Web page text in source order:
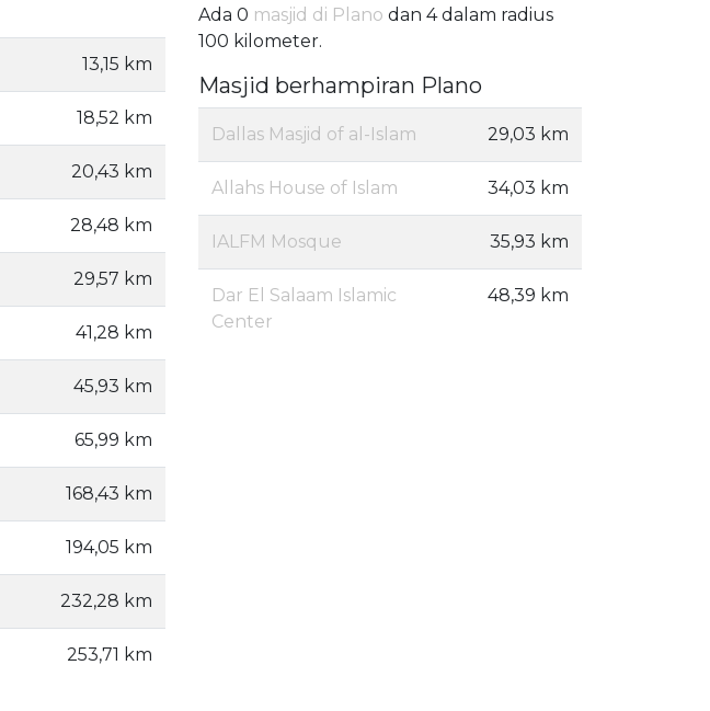
13,15 km
18,52 km
20,43 km
28,48 km
29,57 km
41,28 km
45,93 km
65,99 km
168,43 km
194,05 km
232,28 km
253,71 km
Ada 0 masjid di Plano dan 4 dalam radius
100 kilometer.
Masjid berhampiran Plano
Dallas Masjid of al-Islam 29,03 km
Allahs House of Islam 34,03 km
IALFM Mosque 35,93 km
Dar El Salaam Islamic
Center
48,39 km